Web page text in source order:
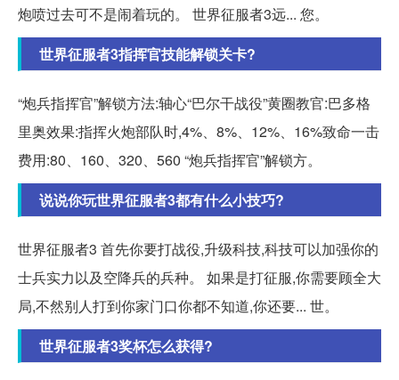
炮喷过去可不是闹着玩的。 世界征服者3远... 您。
世界征服者3指挥官技能解锁关卡?
“炮兵指挥官”解锁方法:轴心“巴尔干战役”黄圈教官:巴多格
里奥效果:指挥火炮部队时,4%、8%、12%、16%致命一击
费用:80、160、320、560 “炮兵指挥官”解锁方。
说说你玩世界征服者3都有什么小技巧?
世界征服者3 首先你要打战役,升级科技,科技可以加强你的
士兵实力以及空降兵的兵种。 如果是打征服,你需要顾全大
局,不然别人打到你家门口你都不知道,你还要... 世。
世界征服者3奖杯怎么获得?